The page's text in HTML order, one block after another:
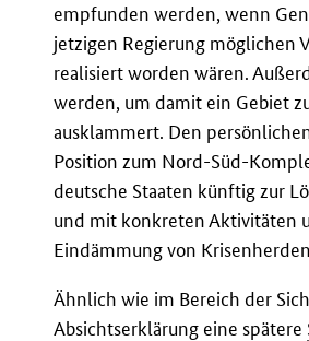
empfunden werden, wenn
jetzigen Regierung möglichen
realisiert worden wären.
werden, um damit ein Gebiet
ausklammert. Den
Position zum Nord-Süd-
deutsche Staaten künftig zur
und mit konkreten Aktivitäten
Eindämmung von
Ähnlich wie im Bereich der
Absichtserklärung eine spätere